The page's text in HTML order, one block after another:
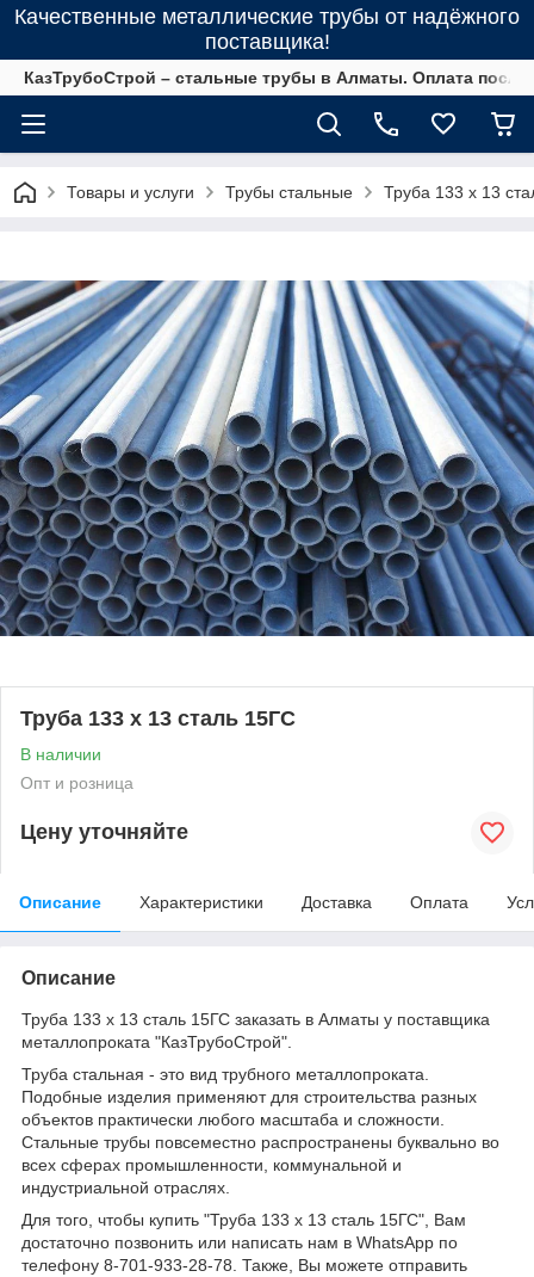
Качественные металлические трубы от надёжного
поставщика!
КазТрубоСтрой – стальные трубы в Алматы. Оплата
Товары и услуги Трубы стальные Труба 133 х 13
Труба 133 х 13 сталь 15ГС
В наличии
Опт и розница
Цену уточняйте
Описание Характеристики Доставка Оплата
Описание
Труба 133 х 13 сталь 15ГС заказать в Алматы у поставщика
металлопроката "КазТрубоСтрой".
Труба стальная - это вид трубного металлопроката.
Подобные изделия применяют для строительства разных
объектов практически любого масштаба и сложности.
Стальные трубы повсеместно распространены буквально во
всех сферах промышленности, коммунальной и
индустриальной отраслях.
Для того, чтобы купить "Труба 133 х 13 сталь 15ГС", Вам
достаточно позвонить или написать нам в WhatsApp по
телефону 8-701-933-28-78. Также, Вы можете отправить